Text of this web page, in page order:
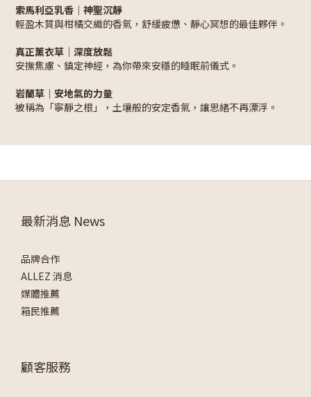
索馬利亞乳香｜神聖沉靜
輕盈木質與柑橘交織的香氣，舒緩疲憊、靜心冥想的最佳夥伴。
真正薰衣草｜深度放鬆
安撫焦慮、鎮定神經，為你帶來安穩的睡眠前儀式。
岩蘭草｜安地氣的力量
被稱為「寧靜之根」，土壤般的安定香氣，讓思緒不再漂浮。
最新消息 News
品牌合作
ALLEZ 消息
媒體推薦
箱民推薦
顧客服務